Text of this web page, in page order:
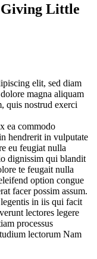
Giving Little
elit, sed diam
magna aliquam
quis nostrud exerci
ea commodo
hendrerit in vulputate
eu feugiat nulla
dignissim qui blandit
te feugait nulla
option congue
facer possim assum.
in iis qui facit
lectores legere
processus
lectorum Nam